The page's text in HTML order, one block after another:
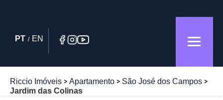
PT / EN
Riccio Imóveis Apartamento
São José dos Campos
Jardim das Colinas